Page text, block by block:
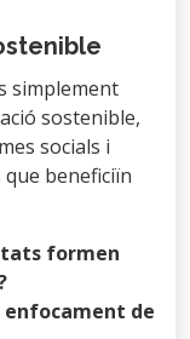
simplement
sostenible,
socials i
beneficiïn
formen
de